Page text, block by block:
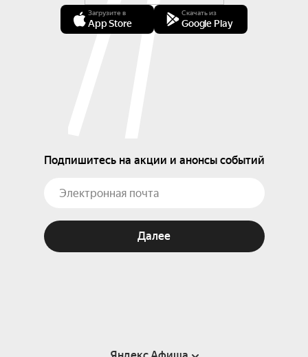
Загрузите в
App Store
Скачать из
Google Play
Подпишитесь на акции и анонсы событий
Далее